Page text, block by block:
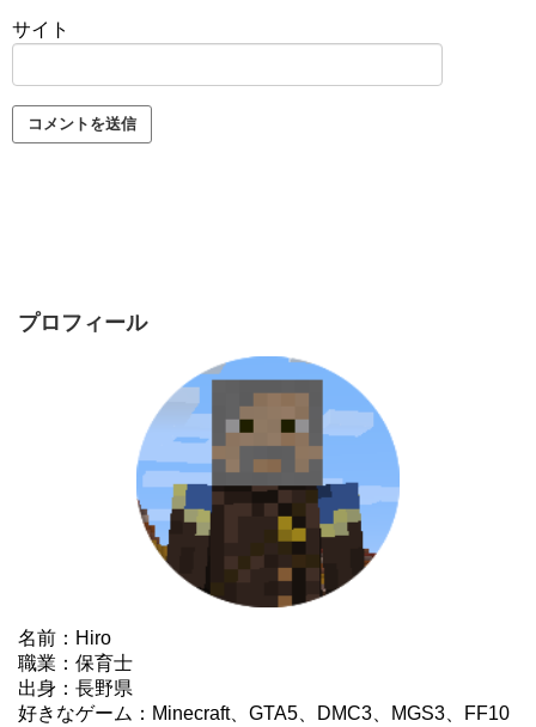
サイト
プロフィール
名前：Hiro
職業：保育士
出身：長野県
好きなゲーム：Minecraft、GTA5、DMC3、MGS3、FF10